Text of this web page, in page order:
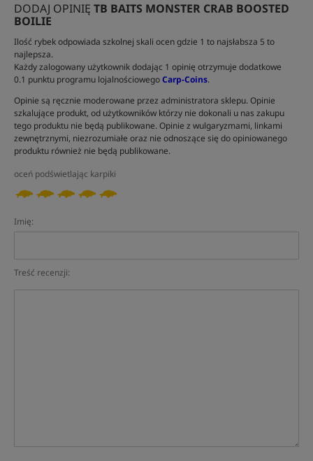
DODAJ OPINIĘ TB BAITS MONSTER CRAB BOOSTED
BOILIE
Ilość rybek odpowiada szkolnej skali ocen gdzie 1 to najsłabsza 5 to
najlepsza.
Każdy zalogowany użytkownik dodając 1 opinię otrzymuje dodatkowe
0.1 punktu programu lojalnościowegoCarp-Coins.
Opinie są ręcznie moderowane przez administratora sklepu. Opinie
szkalujące produkt, od użytkowników którzy nie dokonali u nas zakupu
tego produktu nie będą publikowane. Opinie z wulgaryzmami, linkami
zewnętrznymi, niezrozumiałe oraz nie odnoszące się do opiniowanego
produktu również nie będą publikowane.
oceń podświetlając karpiki
Imię:
Treść recenzji: